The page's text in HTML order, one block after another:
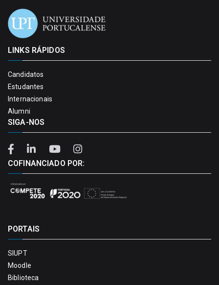
LINKS RÁPIDOS
Candidatos
Estudantes
Internacionais
Alumni
SIGA-NOS
COFINANCIADO POR:
PORTAIS
SIUPT
Moodle
Biblioteca